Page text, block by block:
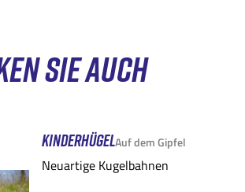
SIE AUCH
KINDERHÜGELAuf dem Gipfel
Neuartige Kugelbahnen